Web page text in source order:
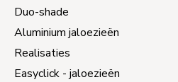
Duo-shade
Aluminium jaloezieën
Realisaties
Easyclick - jaloezieën